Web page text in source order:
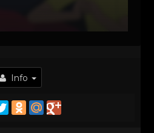
Info